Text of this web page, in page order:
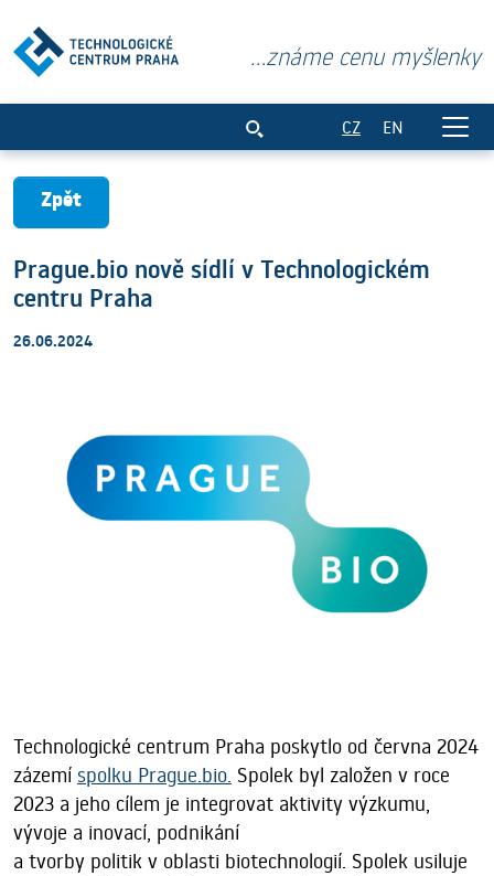
...známe cenu myšlenky
CZ EN
Zpět
Prague.bio nově sídlí v Technologickém
centru Praha
26.06.2024
Technologické centrum Praha poskytlo od června 2024
zázemí spolku Prague.bio. Spolek byl založen v roce
2023 a jeho cílem je integrovat aktivity výzkumu,
vývoje a inovací, podnikání
a tvorby politik v oblasti biotechnologií. Spolek usiluje